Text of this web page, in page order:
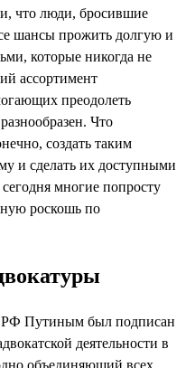
что люди, бросившие
шансы прожить долгую и
которые никогда не
ассортимент
преодолеть
Что
создать таким
и сделать их доступными
сегодня многие попросту
роскошь по
РФ Путиным был подписан
деятельности в
объединяющий всех